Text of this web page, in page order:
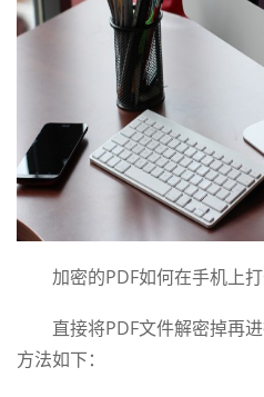
加密的PDF如何在手机上打
直接将PDF文件解密掉再进
方法如下：